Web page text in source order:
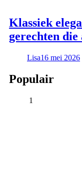
Klassiek
gerechten
Lisa16 mei 2026
Populair
1